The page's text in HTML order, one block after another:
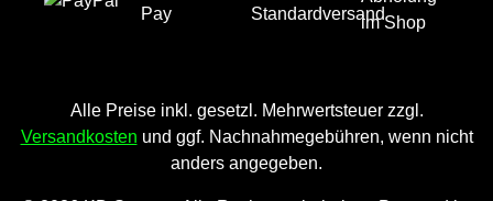
Alle Preise inkl. gesetzl. Mehrwertsteuer zzgl.
Versandkosten und ggf. Nachnahmegebühren, wenn nicht
anders angegeben.